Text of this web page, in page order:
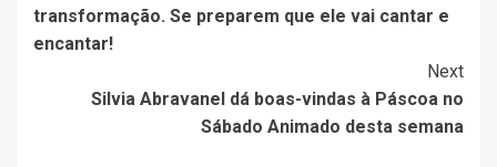
transformação. Se preparem que ele vai cantar e
encantar!
Next
Silvia Abravanel dá boas-vindas à Páscoa no
Sábado Animado desta semana